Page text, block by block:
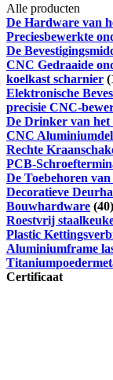
Alle producten
De Hardware van
Preciesbewerkte
De
CNC Gedraaide
koelkast scharnier
Elektronische
precisie CNC-
De Drinker van het
CNC
Rechte
PCB-
De Toebehoren
Decoratieve
Bouwhardware (40)
Roestvrij
Plastic
Aluminiumframe
Certificaat